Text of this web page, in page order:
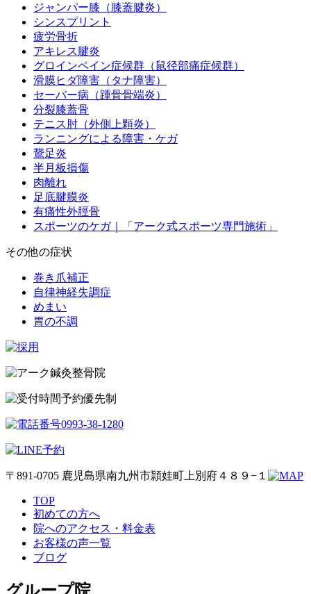
ジャンパー膝（膝蓋腱炎）
シンスプリント
疲労骨折
アキレス腱炎
グロインペイン症候群（鼠径部痛症候群）
滑膜ヒダ障害（タナ障害）
セーバー病（踵骨骨端炎）
分裂膝蓋骨
テニス肘（外側上顆炎）
ランニングによる障害・ケガ
鵞足炎
半月板損傷
肉離れ
足底腱膜炎
有痛性外脛骨
スポーツのケガ｜「アーク式スポーツ専門施術」
その他の症状
巻き爪補正
自律神経失調症
めまい
胃の不調
予約優先制
〒891-0705 鹿児島県南九州市頴娃町上別府４８９−１
TOP
初めての方へ
院へのアクセス・料金表
お客様の声一覧
ブログ